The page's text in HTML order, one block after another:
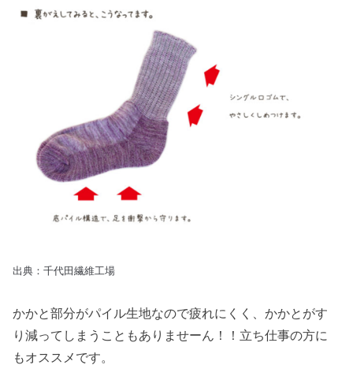
出典：千代田繊維工場
かかと部分がパイル生地なので疲れにくく、かかとがす
り減ってしまうこともありませーん！！立ち仕事の方に
もオススメです。